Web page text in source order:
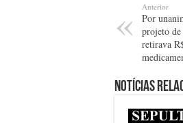
Anterior
Por
projeto
retirava
Notícias